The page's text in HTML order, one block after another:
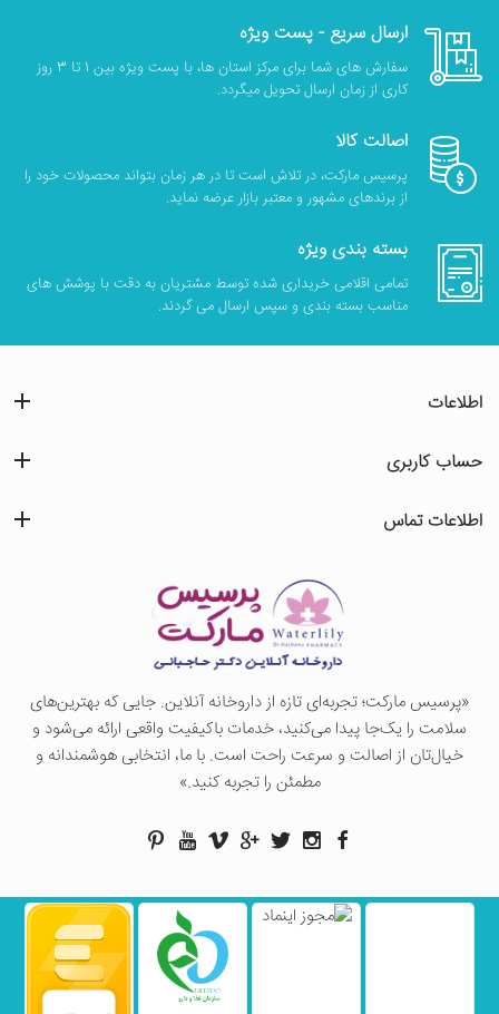
ارسال سریع - پست ویژه
سفارش های شما برای مرکز استان ها، با پست ویژه بین 1 تا 3 روز
کاری از زمان ارسال تحویل میگردد.
اصالت کالا
پرسیس مارکت، در تلاش است تا در هر زمان بتواند محصولات خود را
از برندهای مشهور و معتبر بازار عرضه نماید.
بسته بندی ویژه
تمامی اقلامی خریداری شده توسط مشتریان به دقت با پوشش های
مناسب بسته بندی و سپس ارسال می گردند.
«پرسيس ماركت؛ تجربه‌ای تازه از داروخانه آنلاین. جایی که بهترین‌های
سلامت را یک‌جا پیدا می‌کنید، خدمات باکیفیت واقعی ارائه می‌شود و
خیال‌تان از اصالت و سرعت راحت است. با ما، انتخابی هوشمندانه و
مطمئن را تجربه کنید.»
اطلاعات
حساب کاربری
اطلاعات تماس